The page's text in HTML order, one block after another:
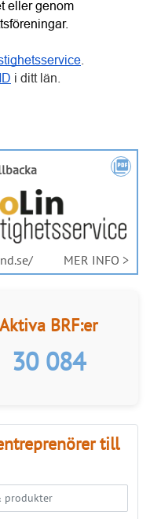
eller genom
i ditt län.
MER INFO >
picture_as_pdf
Aktiva BRF:er
30 084
till